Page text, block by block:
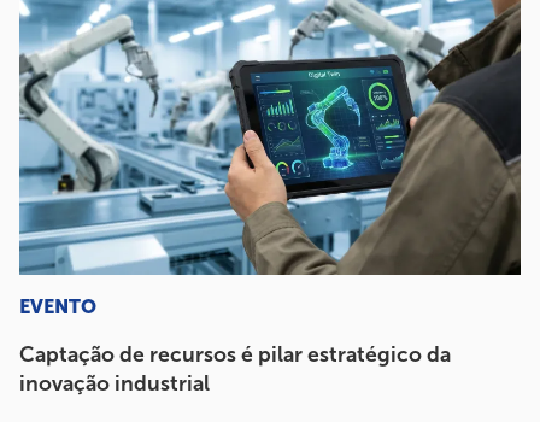
EVENTO
Captação de recursos é pilar estratégico da
inovação industrial